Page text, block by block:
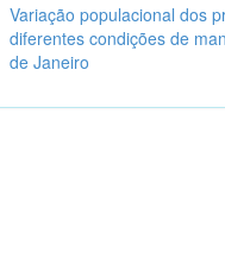
Variação populacional dos
diferentes condições de
de Janeiro